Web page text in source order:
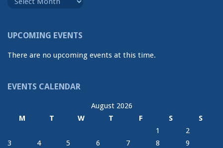
Archive
UPCOMING EVENTS
There are no upcoming events at this time.
EVENTS CALENDAR
August 2026
M
T W T F S
S
1
2
3
4 5 6 7 8
9